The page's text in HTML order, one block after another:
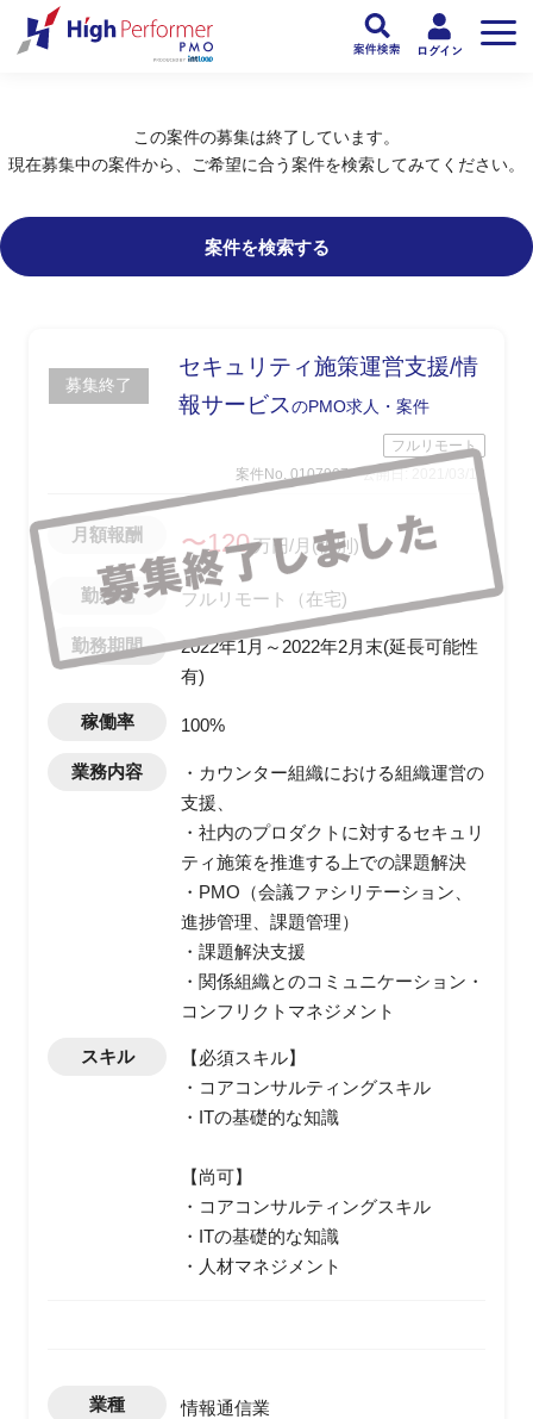
この案件の募集は終了しています。
現在募集中の案件から、ご希望に合う案件を検索してみてください。
案件を検索する
募集終了
セキュリティ施策運営支援/情
報サービスのPMO求人・案件
フルリモート
案件No. 0107907 公開日: 2021/03/10
月額報酬 〜120万円/月(税別)
勤務地 フルリモート（在宅)
勤務期間
2022年1月～2022年2月末(延長可能性
有)
稼働率 100%
業務内容
・カウンター組織における組織運営の
支援、
・社内のプロダクトに対するセキュリ
ティ施策を推進する上での課題解決
・PMO（会議ファシリテーション、
進捗管理、課題管理）
・課題解決支援
・関係組織とのコミュニケーション・
コンフリクトマネジメント
スキル
【必須スキル】
・コアコンサルティングスキル
・ITの基礎的な知識
【尚可】
・コアコンサルティングスキル
・ITの基礎的な知識
・人材マネジメント
業種 情報通信業